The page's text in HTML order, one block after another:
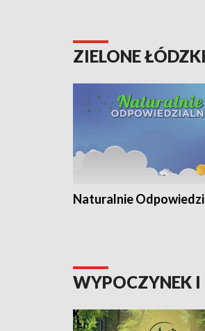
ZIELONE
Naturalnie
WYPOCZYNEK I